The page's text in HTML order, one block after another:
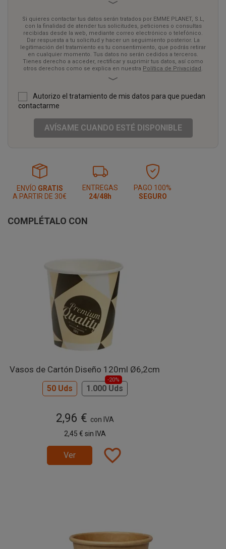
solicitud y hacer un seguimiento posterior. La legitimación del
momento. Tus datos no serán cedidos a terceros. Tienes derecho a
acceder, rectificar y suprimir tus datos, así como otros derechos
como se explica en nuestraPolítica de Privacidad.
Si quieres contactar tus datos serán tratados por EMME PLANET, S.L,
con la finalidad de atender tus solicitudes, peticiones o consultas
recibidas desde la web, mediante correo electrónico o telefónico.
Dar respuesta a tu solicitud y hacer un seguimiento posterior. La
legitimación del tratamiento es tu consentimiento, que podrás retirar
en cualquier momento. Tus datos no serán cedidos a terceros.
Tienes derecho a acceder, rectificar y suprimir tus datos, así como
otros derechos como se explica en nuestra Política de Privacidad.
Autorizo el tratamiento de mis datos para que puedan
contactarme
AVÍSAME CUANDO ESTÉ DISPONIBLE
ENVÍO GRATIS
A PARTIR DE 30€
ENTREGAS
24/48h
PAGO 100%
SEGURO
COMPLÉTALO CON
Vasos de Cartón Diseño 120ml Ø6,2cm
50 Uds 1.000 Uds
-20%
2,96 € con IVA
2,45 € sin IVA
Ver favorite_border